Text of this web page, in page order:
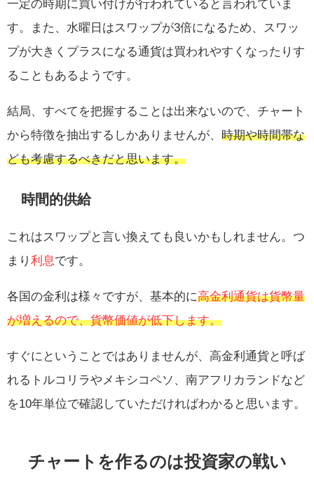
一定の時期に買い付けが行われていると言われていま
す。また、水曜日はスワップが3倍になるため、スワッ
プが大きくプラスになる通貨は買われやすくなったりす
ることもあるようです。
結局、すべてを把握することは出来ないので、チャート
から特徴を抽出するしかありませんが、 時期や時間帯な
ども考慮するべきだと思います。
時間的供給
これはスワップと言い換えても良いかもしれません。つ
まり 利息 です。
各国の金利は様々ですが、基本的に高金利通貨は貨幣量
が増えるので、貨幣価値が低下します。
すぐにということではありませんが、高金利通貨と呼ば
れるトルコリラやメキシコペソ、南アフリカランドなど
を10年単位で確認していただければわかると思います。
チャートを作るのは投資家の戦い